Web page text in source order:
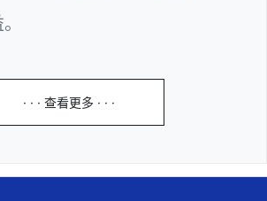
。
· · · 查看更多 · · ·